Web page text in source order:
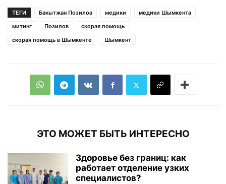
ТЕГИ Бакытжан Позилов медики
медики Шымкента
митинг
Позилов
скорая помощь
скорая помощь в Шымкенте
Шымкент
ЭТО МОЖЕТ БЫТЬ ИНТЕРЕСНО
Здоровье без границ: как
работает отделение узких
специалистов?